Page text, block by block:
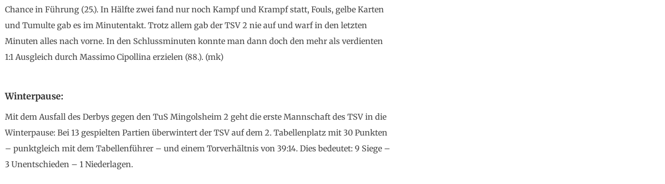
Chance in Führung (25.). In Hälfte zwei fand nur noch Kampf und Krampf statt, Fouls, gelbe Karten
und Tumulte gab es im Minutentakt. Trotz allem gab der TSV 2 nie auf und warf in den letzten
Minuten alles nach vorne. In den Schlussminuten konnte man dann doch den mehr als verdienten
1:1 Ausgleich durch Massimo Cipollina erzielen (88.). (mk)
Winterpause:
Mit dem Ausfall des Derbys gegen den TuS Mingolsheim 2 geht die erste Mannschaft des TSV in die
Winterpause: Bei 13 gespielten Partien überwintert der TSV auf dem 2. Tabellenplatz mit 30 Punkten
– punktgleich mit dem Tabellenführer – und einem Torverhältnis von 39:14. Dies bedeutet: 9 Siege –
3 Unentschieden – 1 Niederlagen.